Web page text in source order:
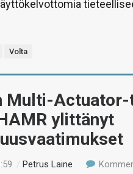
Volta
Multi-
ylittänyt
/Petrus Laine